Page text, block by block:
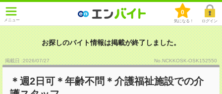
メニュー
0
気になる！ ログイン
お探しのバイト情報は掲載が終了しました。
掲載日 :2026/07/27 No.NCKKOSK-OSK152550
＊週2日可＊年齢不問＊介護福祉施設での介